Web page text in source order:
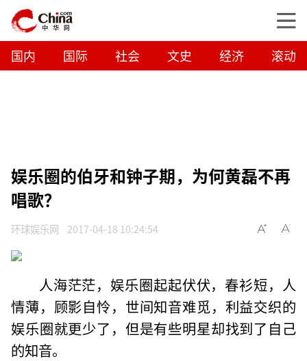
国内 国际 社会 文史 经济 滚动
娱乐圈的伯牙和钟子期，为何黄磊不再
唱歌？
环球娱乐网 2017-04-18 10:24:54
人海茫茫，娱乐圈起起伏伏，春衫短，人
情薄，顾影自怜，世间知音难觅，利益交织的
娱乐圈就更少了，但是有些明星却找到了自己
的知音。